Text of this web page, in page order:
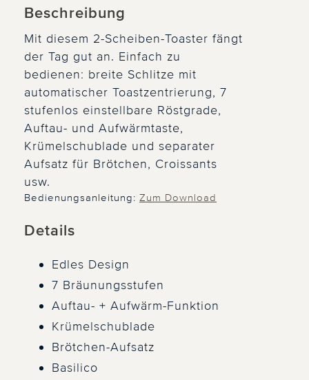
Beschreibung
Mit diesem 2-Scheiben-Toaster fängt
der Tag gut an. Einfach zu
bedienen: breite Schlitze mit
automatischer Toastzentrierung, 7
stufenlos einstellbare Röstgrade,
Auftau- und Aufwärmtaste,
Krümelschublade und separater
Aufsatz für Brötchen, Croissants
usw.
Bedienungsanleitung: Zum Download
Details
Edles Design
7 Bräunungsstufen
Auftau- + Aufwärm-Funktion
Krümelschublade
Brötchen-Aufsatz
Basilico